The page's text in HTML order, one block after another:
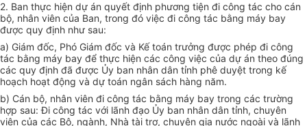
2. Ban thực hiện dự án quyết định phương tiện đi công tác cho cán
bộ, nhân viên của Ban, trong đó việc đi công tác bằng máy bay
được quy định như sau:
a) Giám đốc, Phó Giám đốc và Kếtoán trưởng được phép đi công
tác bằng máy bay để thực hiện các công việc của dự án theo đúng
các quy định đã được Ủy ban nhân dân tỉnh phê duyệt trong kế
hoạch hoạt động và dự toán ngân sách hàng năm.
b) Cán bộ, nhân viên đi công tác bằng máy bay trong các trường
hợp sau: Đi công tác với lãnh đạo Ủy ban nhân dân tỉnh, chuyên
viên của các Bộ, ngành, Nhà tài trợ, chuyên gia nước ngoài và lãnh